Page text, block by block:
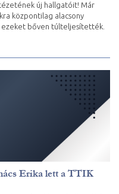
új hallgatóit! Már
központilag alacsony
bőven túlteljesítették.
Erika lett a TTIK